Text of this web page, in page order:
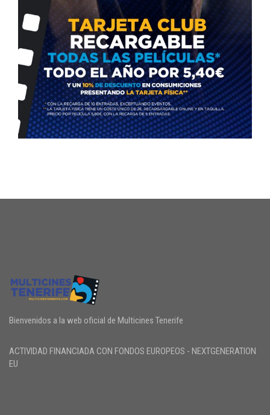
Bienvenidos a la web oficial de Multicines Tenerife
ACTIVIDAD FINANCIADA CON FONDOS EUROPEOS - NEXTGENERATION
EU